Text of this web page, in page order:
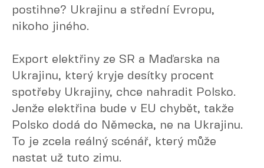
postihne? Ukrajinu a střední Evropu,
nikoho jiného.
Export elektřiny ze SR a Maďarska na
Ukrajinu, který kryje desítky procent
spotřeby Ukrajiny, chce nahradit Polsko.
Jenže elektřina bude v EU chybět, takže
Polsko dodá do Německa, ne na Ukrajinu.
To je zcela reálný scénář, který může
nastat už tuto zimu.